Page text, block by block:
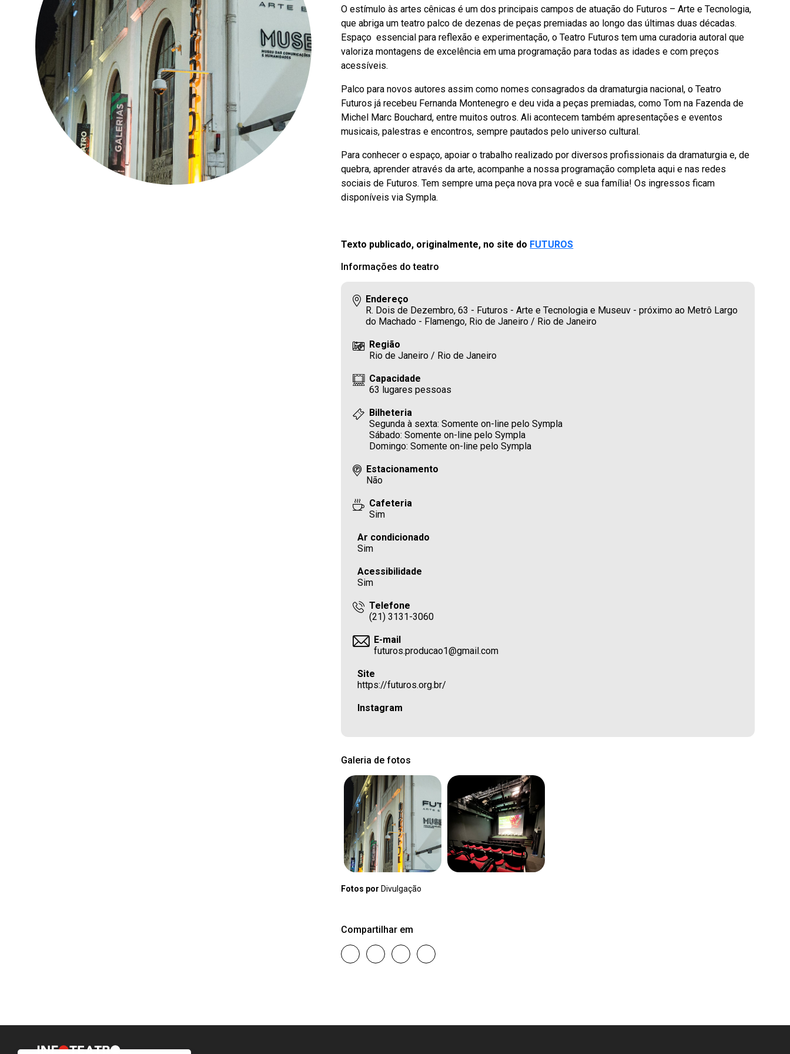
O estímulo às artes cênicas é um dos principais campos de atuação do Futuros – Arte e Tecnologia,
que abriga um teatro palco de dezenas de peças premiadas ao longo das últimas duas décadas.
Espaço essencial para reflexão e experimentação, o Teatro Futuros tem uma curadoria autoral que
valoriza montagens de excelência em uma programação para todas as idades e com preços
acessíveis.
Palco para novos autores assim como nomes consagrados da dramaturgia nacional, o Teatro
Futuros já recebeu Fernanda Montenegro e deu vida a peças premiadas, como Tom na Fazenda de
Michel Marc Bouchard, entre muitos outros. Ali acontecem também apresentações e eventos
musicais, palestras e encontros, sempre pautados pelo universo cultural.
Para conhecer o espaço, apoiar o trabalho realizado por diversos profissionais da dramaturgia e, de
quebra, aprender através da arte, acompanhe a nossa programação completa aqui e nas redes
sociais de Futuros. Tem sempre uma peça nova pra você e sua família! Os ingressos ficam
disponíveis via Sympla.
Texto publicado, originalmente, no site do FUTUROS
Informações do teatro
Endereço
R. Dois de Dezembro, 63 - Futuros - Arte e Tecnologia e Museuv - próximo ao Metrô Largo
do Machado - Flamengo, Rio de Janeiro / Rio de Janeiro
Região
Rio de Janeiro / Rio de Janeiro
Capacidade
63 lugares pessoas
Bilheteria
Segunda à sexta: Somente on-line pelo Sympla
Sábado: Somente on-line pelo Sympla
Domingo: Somente on-line pelo Sympla
Estacionamento
Não
Cafeteria
Sim
Ar condicionado
Sim
Acessibilidade
Sim
Telefone
(21) 3131-3060
E-mail
futuros.producao1@gmail.com
Site
https://futuros.org.br/
Instagram
Galeria de fotos
Fotos por Divulgação
Compartilhar em